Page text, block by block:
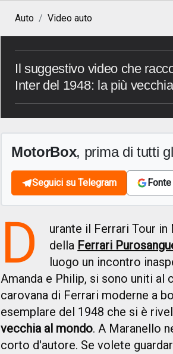
Auto Video auto
Il suggestivo video che
Inter del 1948: la più
MotorBox, prima di tutti
Seguici su Telegram
D
urante il Ferrari Tour
della Ferrari
luogo un incontro
Amanda e Philip, si sono uniti al
carovana di Ferrari moderne a
esemplare del 1948 che si è
vecchia al mondo. A Maranello
corto d'autore. Se volete